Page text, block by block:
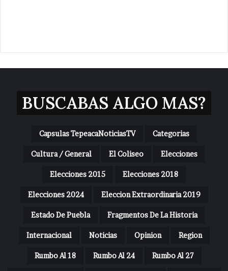
BUSCABAS ALGO MAS?
Capsulas TepeacaNoticiasTV Categorias
Cultura / General El Coliseo Elecciones
Elecciones 2015 Elecciones 2018
Elecciones 2024 Eleccion Extraordinaria 2019
Estado De Puebla Fragmentos De La Historia
Internacional Noticias Opinion Region
Rumbo Al 18 Rumbo Al 24 Rumbo Al 27